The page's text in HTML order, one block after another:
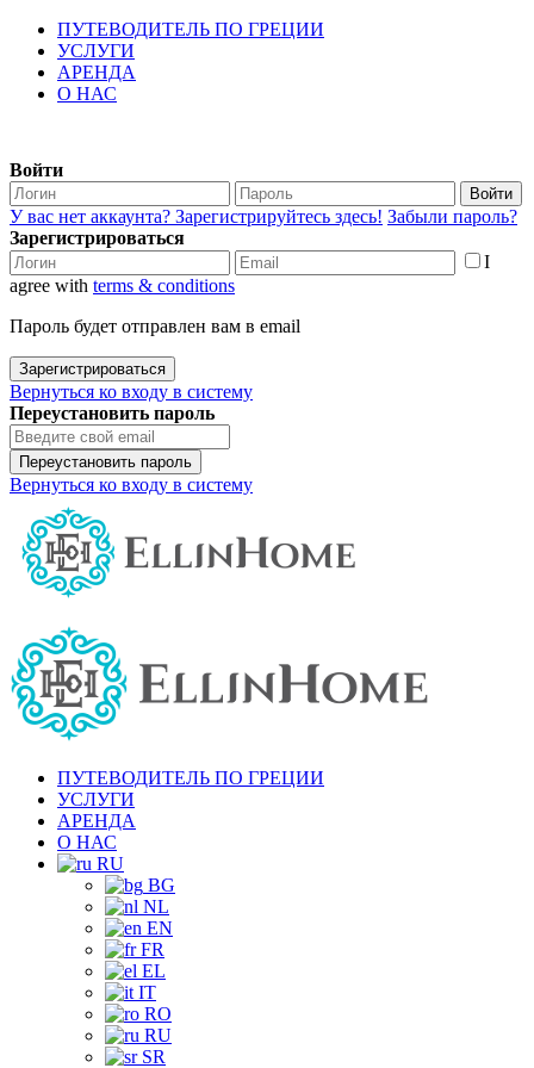
ПУТЕВОДИТЕЛЬ ПО ГРЕЦИИ
УСЛУГИ
АРЕНДА
О НАС
Войти
Войти
У вас нет аккаунта? Зарегистрируйтесь здесь! Забыли пароль?
Зарегистрироваться
I
agree with terms & conditions
Пароль будет отправлен вам в email
Зарегистрироваться
Вернуться ко входу в систему
Переустановить пароль
Переустановить пароль
Вернуться ко входу в систему
ПУТЕВОДИТЕЛЬ ПО ГРЕЦИИ
УСЛУГИ
АРЕНДА
О НАС
RU
BG
NL
EN
FR
EL
IT
RO
RU
SR